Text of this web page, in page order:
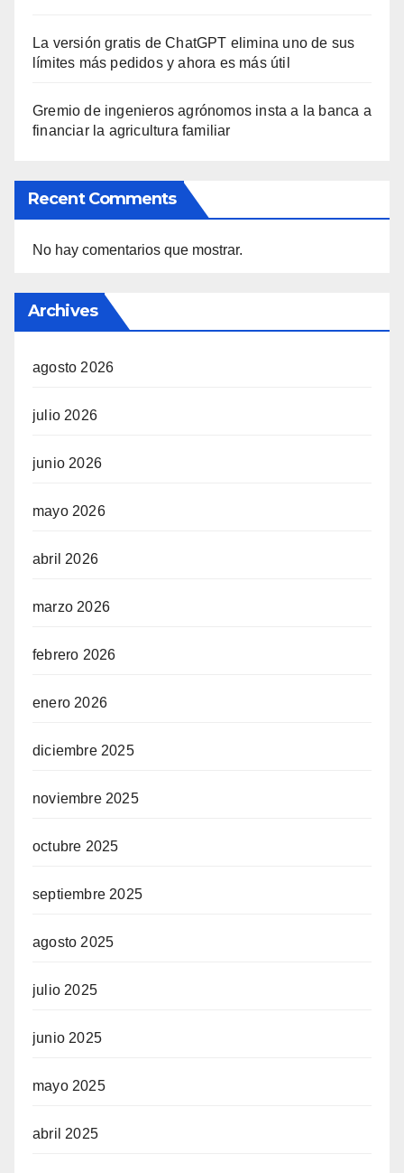
La versión gratis de ChatGPT elimina uno de sus
límites más pedidos y ahora es más útil
Gremio de ingenieros agrónomos insta a la banca a
financiar la agricultura familiar
Recent Comments
No hay comentarios que mostrar.
Archives
agosto 2026
julio 2026
junio 2026
mayo 2026
abril 2026
marzo 2026
febrero 2026
enero 2026
diciembre 2025
noviembre 2025
octubre 2025
septiembre 2025
agosto 2025
julio 2025
junio 2025
mayo 2025
abril 2025